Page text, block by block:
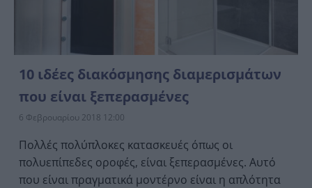
10 ιδέες διακόσμησης διαμερισμάτων
που είναι ξεπερασμένες
6 Φεβρουαρίου 2018 12:00
Πολλές πολύπλοκες κατασκευές όπως οι
πολυεπίπεδες οροφές, είναι ξεπερασμένες. Αυτό
που είναι πραγματικά μοντέρνο είναι η απλότητα